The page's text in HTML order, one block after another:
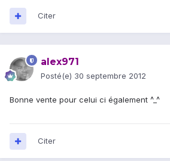
Citer
alex971
Posté(e) 30 septembre 2012
Bonne vente pour celui ci également ^_^
Citer